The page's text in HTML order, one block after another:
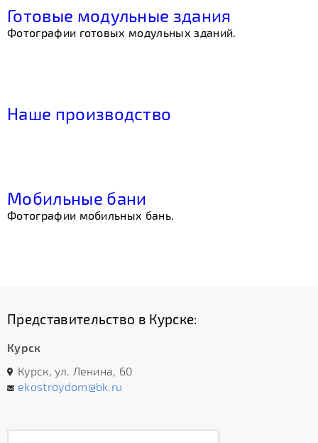
Готовые модульные здания
Фотографии готовых модульных зданий.
Наше производство
Мобильные бани
Фотографии мобильных бань.
Представительство в Курске:
Курск
Курск, ул. Ленина, 60
ekostroydom@bk.ru